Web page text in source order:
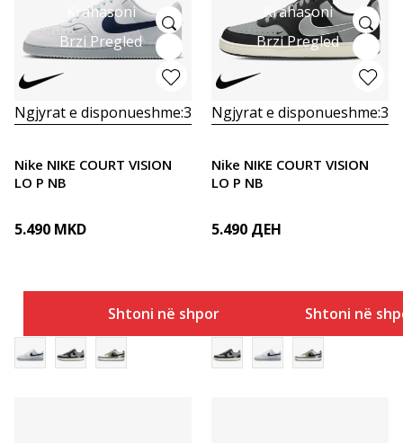
Krahasoni
Brzi Pregled
Ngjyrat e disponueshme:3
Nike NIKE COURT VISION
LO P NB
5.490 MKD
Shtoni në shportë
Krahasoni
Brzi Pregled
Ngjyrat e disponueshme:3
Nike NIKE COURT VISION
LO P NB
5.490 ДЕН
Shtoni në